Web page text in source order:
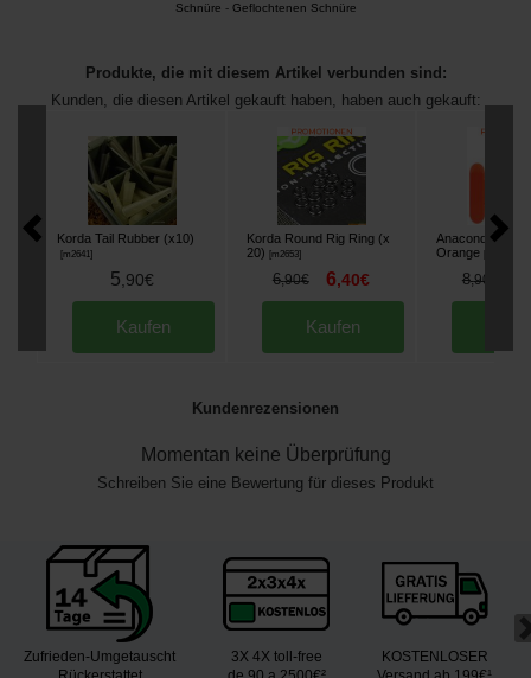
Schnüre - Geflochtenen Schnüre
Produkte, die mit diesem Artikel verbunden sind:
Kunden, die diesen Artikel gekauft haben, haben auch gekauft:
Korda Tail Rubber (x10)
[m2641]
5 90€
Kaufen
Korda Round Rig Ring (x
20)
[m2653]
6,90€ 6,40€
Kaufen
Anaconda
Orange
8,90
Kundenrezensionen
Momentan keine Überprüfung
Schreiben Sie eine Bewertung für dieses Produkt
Zufrieden-Umgetauscht
3X 4X toll-free
KOSTENLOSER